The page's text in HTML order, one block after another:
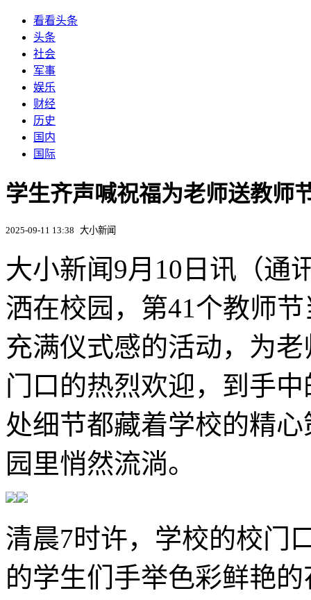
看看头条
头条
社会
军事
娱乐
财经
历史
国内
国际
学生齐声喊祝福为老师送教师
2025-09-11 13:38 大小新闻
大小新闻9月10日讯（通
洒在校园，第41个教师
充满仪式感的活动，为
门口的热烈欢迎，到手
处细节都藏着学校的精
园里悄然流淌。
清晨7时许，学校的校门
的学生们手举色彩鲜艳